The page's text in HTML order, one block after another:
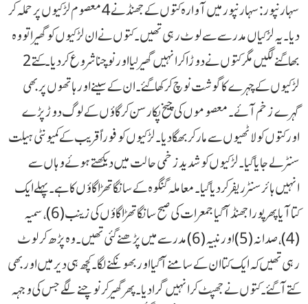
سہارنپور: سہارنپور میں آوارہ کتوں کے جھنڈ نے 4 معصوم لڑکیوں پر حملہ کر
دیا۔ یہ لڑکیاں مدرسے سے لوٹ رہی تھیں۔ کتوں نے ان لڑکیوں کو گھیرا تو وہ
بھاگنے لگیں مگر کتوں نے دوڑا کر انہیں گھیر لیا اور نوچنا شروع کر دیا۔ کتے 2
لڑکیوں کے چہرے کا گوشت نوچ کر کھا گئے۔ ان کے سینے اور ہاتھوں پر بھی
گہرے زخم آئے۔معصوموں کی چیخ پکار سن کر گاؤں کے لوگ دوڑ پڑے
اور کتوں کو لاٹھیوں سے مار کر بھگادیا۔ لڑکیوں کو فوراً قریب کے کمیونٹی ہیلت
سنٹر لے جایا گیا۔ لڑکیوں کو شدید زخمی حالت میں دیکھتے ہوئے وہاں سے
انہیں ہائر سنٹر ریفر کر دیا گیا۔ معاملہ گنگوہ کے سانگاتھڑا گاؤں کا ہے۔پہلے ایک
کتا آیا پھر پورا جھنڈ آ گیا جمعرات کی صبح سانگاتھڑا گاؤں کی زینب (6)، سمیہ
(4)، صدانہ (5) اور نبیہ (6) مدرسے میں پڑھنے گئی تھیں۔ وہ پڑھ کر لوٹ
رہی تھیں کہ ایک کتا ان کے سامنے آ گیا اور بھونکنے لگا۔ کچھ ہی دیر میں اور بھی
کتے آ گئے۔کتوں نے جھپٹ کر انہیں گرا دیا۔ پھر گھیر کر نوچنے لگے جس کی وجہہ